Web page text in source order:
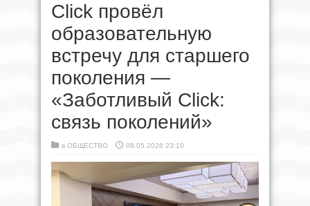
Click провёл
образовательную
встречу для старшего
поколения —
«Заботливый Click:
связь поколений»
в ОБЩЕСТВО 08.05.2026 23:10